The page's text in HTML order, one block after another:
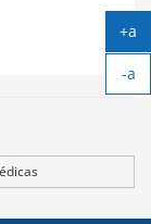
+a
-a